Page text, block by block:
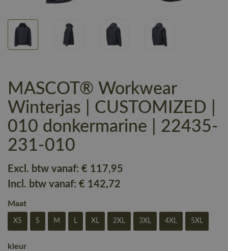
MASCOT® Workwear
Winterjas | CUSTOMIZED |
010 donkermarine | 22435-
231-010
Excl. btw vanaf: € 117,95
Incl. btw vanaf: € 142,72
Maat
XS S M L XL 2XL 3XL 4XL 5XL
kleur